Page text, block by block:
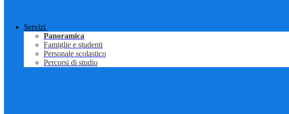
Servizi
Panoramica
Famiglie e studenti
Personale scolastico
Percorsi di studio